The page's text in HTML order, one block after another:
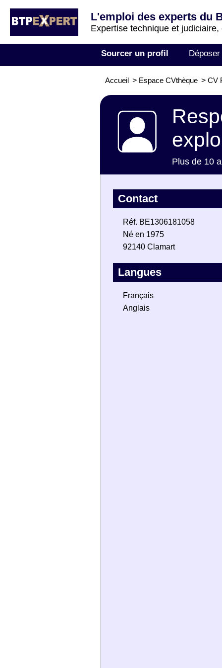
L'emploi des experts du
Expertise technique et judiciaire,
Sourcer un profil
Accueil > Espace CVthèque > CV
Plus de 10
Contact
Réf. BE1306181058
Né en 1975
92140 Clamart
Langues
Français
Anglais